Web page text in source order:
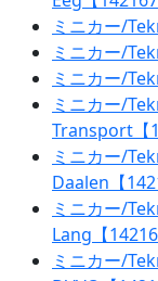
ミニカー/
ミニカー/
ミニカー/
ミニカー/
Transport【
ミニカー/
Daalen【
ミニカー/
Lang【
ミニカー/